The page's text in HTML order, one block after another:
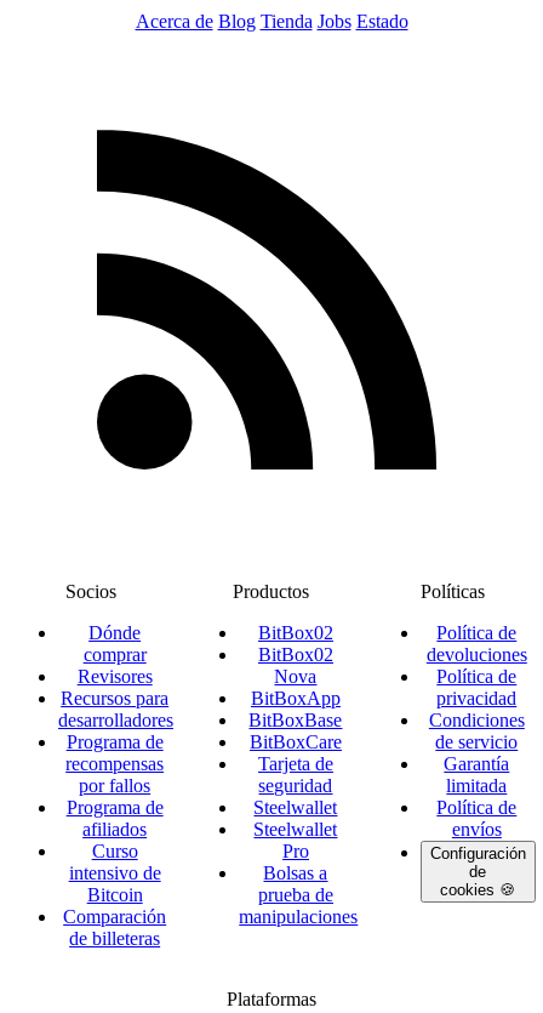
Acerca de Blog Tienda Jobs Estado
Socios
Dónde
comprar
Revisores
Recursos para
desarrolladores
Programa de
recompensas
por fallos
Programa de
afiliados
Curso
intensivo de
Bitcoin
Comparación
de billeteras
Productos
BitBox02
BitBox02
Nova
BitBoxApp
BitBoxBase
BitBoxCare
Tarjeta de
seguridad
Steelwallet
Steelwallet
Pro
Bolsas a
prueba de
manipulaciones
Políticas
Política de
devoluciones
Política de
privacidad
Condiciones
de servicio
Garantía
limitada
Política de
envíos
Configuración
de
cookies 🍪
Plataformas